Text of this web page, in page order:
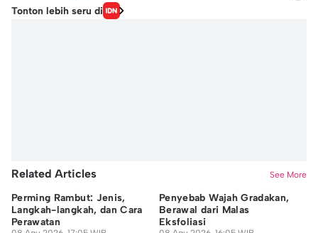
Editor
Hidayat Taufik
Tonton lebih seru di
Related Articles See More
Perming Rambut: Jenis,
Langkah-langkah, dan Cara
Perawatan
Penyebab Wajah Gradakan,
Berawal dari Malas
Eksfoliasi